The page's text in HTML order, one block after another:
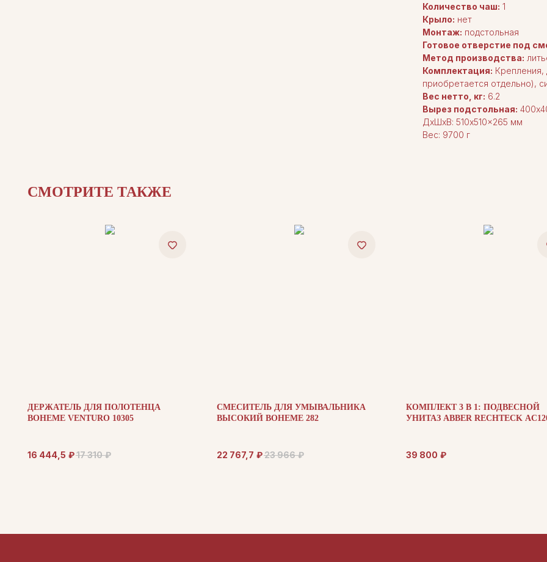
Количество чаш: 1
Крыло: нет
Монтаж: подстольная
Готовое отверстие под
Метод производства:
Комплектация: Крепления,
приобретается отдельно),
Вес нетто, кг: 6.2
Вырез подстольная:
ДxШxВ: 510x510x265 мм
Вес: 9700 г
СМОТРИТЕ ТАКЖЕ
ДЕРЖАТЕЛЬ ДЛЯ ПОЛОТЕНЦА
BOHEME VENTURO 10305
16 444,5 ₽17 310 ₽
СМЕСИТЕЛЬ ДЛЯ УМЫВАЛЬНИКА
ВЫСОКИЙ BOHEME 282
22 767,7 ₽23 966 ₽
КОМПЛЕКТ 3 В 1: ПОДВЕСНОЙ
УНИТАЗ ABBER RECHTECK
AC0120MW МАТОВЫЙ БЕЛЫЙ
39 800 ₽